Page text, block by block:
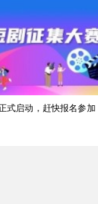
式启动，赶快报名参